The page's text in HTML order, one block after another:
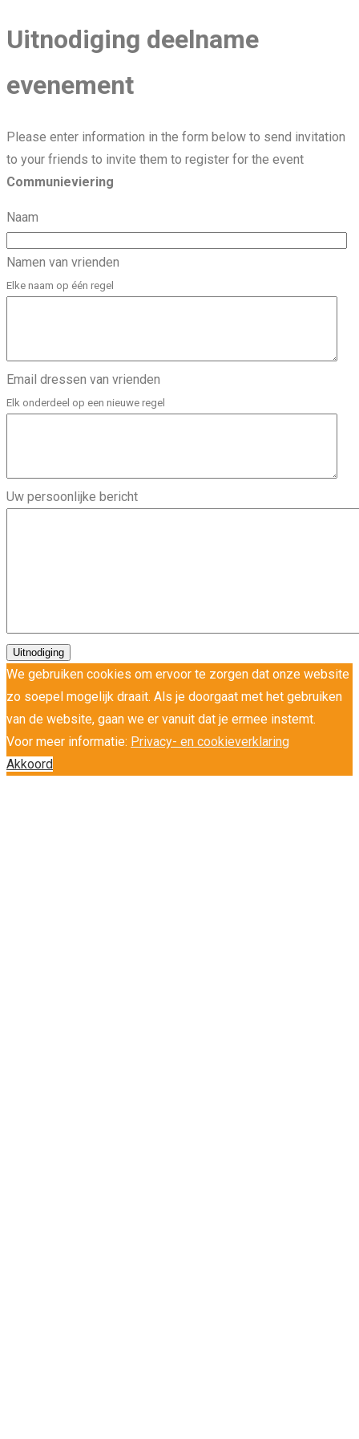
Uitnodiging deelname
evenement
Please enter information in the form below to send invitation
to your friends to invite them to register for the event
Communieviering
Naam
Namen van vrienden
Elke naam op één regel
Email dressen van vrienden
Elk onderdeel op een nieuwe regel
Uw persoonlijke bericht
We gebruiken cookies om ervoor te zorgen dat onze website
zo soepel mogelijk draait. Als je doorgaat met het gebruiken
van de website, gaan we er vanuit dat je ermee instemt.
Voor meer informatie: Privacy- en cookieverklaring
Akkoord